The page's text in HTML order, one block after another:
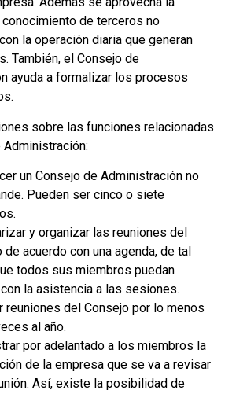
de terceros no
la operación diaria que generan
También, el Consejo de
ayuda a formalizar los procesos
sobre las funciones relacionadas
un Consejo de Administración no
Pueden ser cinco o siete
y organizar las reuniones del
de acuerdo con una agenda, de tal
todos sus miembros puedan
la asistencia a las sesiones.
reuniones del Consejo por lo menos
al año.
por adelantado a los miembros la
de la empresa que se va a revisar
Así, existe la posibilidad de